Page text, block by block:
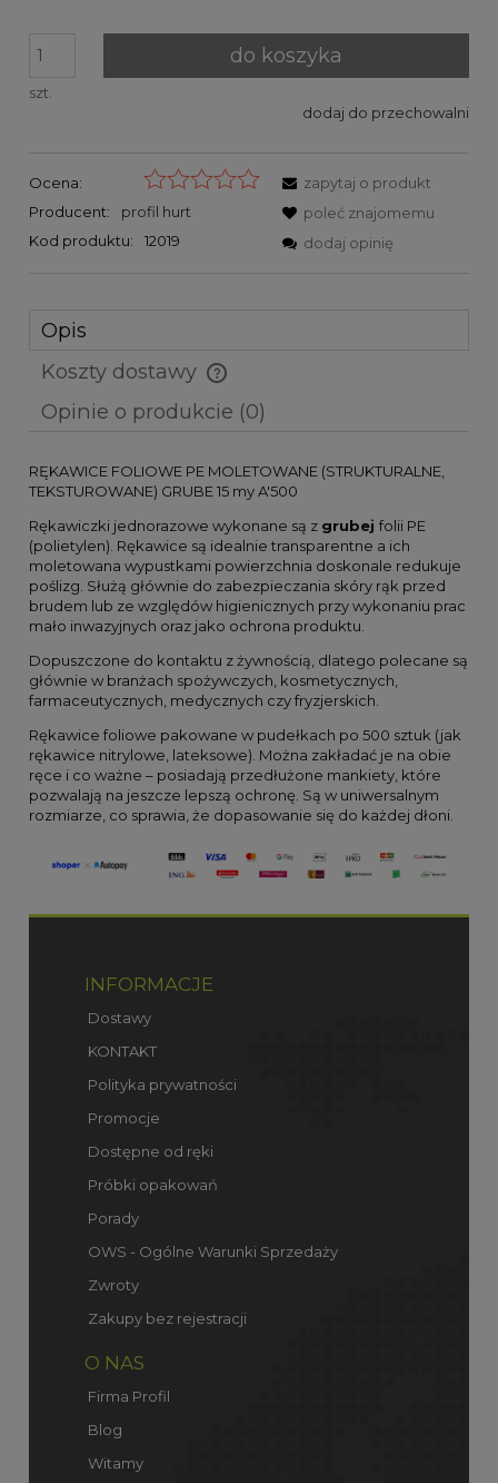
szt.
do koszyka
dodaj do przechowalni
Ocena:
Producent:
profil hurt
Kod produktu:
12019
zapytaj o produkt
poleć znajomemu
dodaj opinię
Opis
Koszty dostawy
Cena nie zawiera ewentualnych kosztów płatności
Opinie o produkcie (0)
RĘKAWICE FOLIOWE PE MOLETOWANE (STRUKTURALNE,
TEKSTUROWANE) GRUBE 15 my A'500
Rękawiczki jednorazowe wykonane są z grubej folii PE
(polietylen). Rękawice są idealnie transparentne a ich
moletowana wypustkami powierzchnia doskonale redukuje
poślizg. Służą głównie do zabezpieczania skóry rąk przed
brudem lub ze względów higienicznych przy wykonaniu prac
mało inwazyjnych oraz jako ochrona produktu.
Dopuszczone do kontaktu z żywnością, dlatego polecane są
głównie w branżach spożywczych, kosmetycznych,
farmaceutycznych, medycznych czy fryzjerskich.
Rękawice foliowe pakowane w pudełkach po 500 sztuk (jak
rękawice nitrylowe, lateksowe). Można zakładać je na obie
ręce i co ważne – posiadają przedłużone mankiety, które
pozwalają na jeszcze lepszą ochronę. Są w uniwersalnym
rozmiarze, co sprawia, że dopasowanie się do każdej dłoni.
INFORMACJE
Dostawy
KONTAKT
Polityka prywatności
Promocje
Dostępne od ręki
Próbki opakowań
Porady
OWS - Ogólne Warunki Sprzedaży
Zwroty
Zakupy bez rejestracji
O NAS
Firma Profil
Blog
Witamy